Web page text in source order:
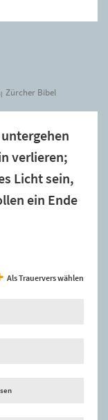
Zürcher Bibel
verlieren;
Licht sein,
ein Ende
Als Trauervers wählen